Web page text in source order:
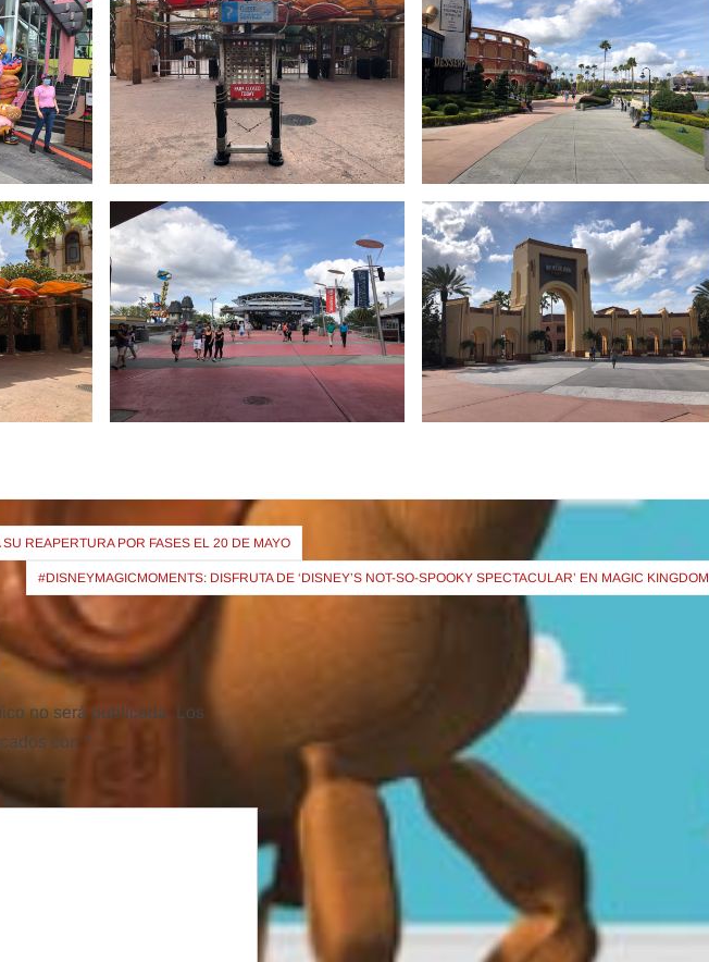
REAPERTURA POR FASES EL 20 DE MAYO
#DISNEYMAGICMOMENTS: DISFRUTA DE ‘DISNEY’S NOT-SO-SPOOKY SPECTACULAR’ EN MAGIC KINGDOM
no será publicada. Los
con *